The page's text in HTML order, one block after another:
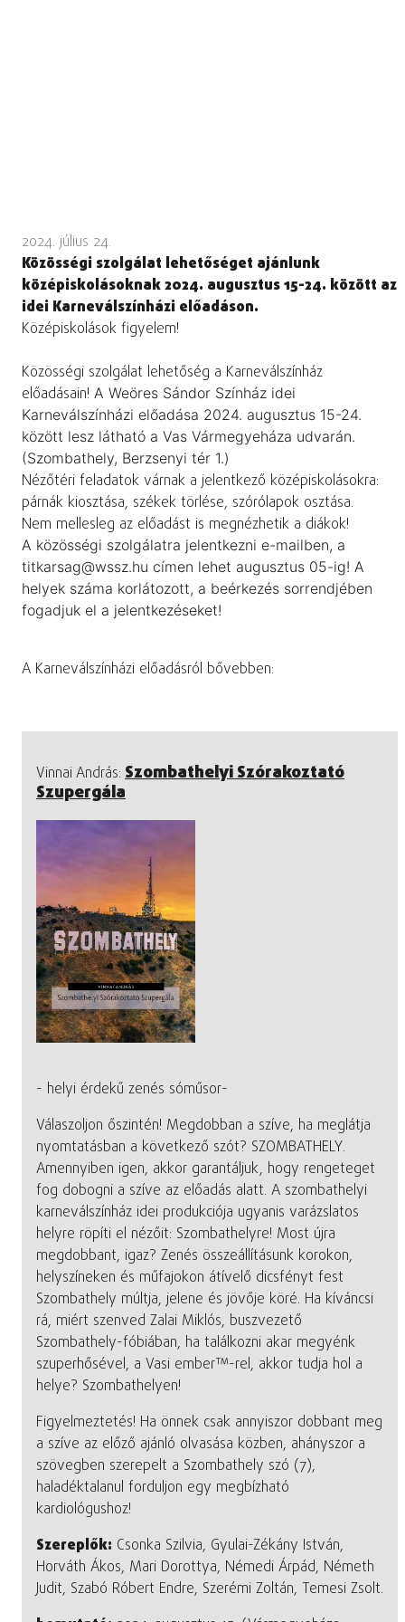
2024. július 24.
Közösségi szolgálat lehetőséget ajánlunk
középiskolásoknak 2024. augusztus 15-24. között az
idei Karneválszínházi előadáson.
Középiskolások figyelem!
Közösségi szolgálat lehetőség a Karneválszínház
előadásain! A Weöres Sándor Színház idei
Karneválszínházi előadása 2024. augusztus 15-24.
között lesz látható a Vas Vármegyeháza udvarán.
(Szombathely, Berzsenyi tér 1.)
Nézőtéri feladatok várnak a jelentkező középiskolásokra:
párnák kiosztása, székek törlése, szórólapok osztása.
Nem mellesleg az előadást is megnézhetik a diákok!
A közösségi szolgálatra jelentkezni e-mailben, a
titkarsag@wssz.hu címen lehet augusztus 05-ig! A
helyek száma korlátozott, a beérkezés sorrendjében
fogadjuk el a jelentkezéseket!
A Karneválszínházi előadásról bővebben:
Vinnai András: Szombathelyi Szórakoztató
Szupergála
- helyi érdekű zenés sóműsor-
Válaszoljon őszintén! Megdobban a szíve, ha meglátja
nyomtatásban a következő szót? SZOMBATHELY.
Amennyiben igen, akkor garantáljuk, hogy rengeteget
fog dobogni a szíve az előadás alatt. A szombathelyi
karneválszínház idei produkciója ugyanis varázslatos
helyre röpíti el nézőit: Szombathelyre! Most újra
megdobbant, igaz? Zenés összeállításunk korokon,
helyszíneken és műfajokon átívelő dicsfényt fest
Szombathely múltja, jelene és jövője köré. Ha kíváncsi
rá, miért szenved Zalai Miklós, buszvezető
Szombathely-fóbiában, ha találkozni akar megyénk
szuperhősével, a Vasi ember™-rel, akkor tudja hol a
helye? Szombathelyen!
Figyelmeztetés! Ha önnek csak annyiszor dobbant meg
a szíve az előző ajánló olvasása közben, ahányszor a
szövegben szerepelt a Szombathely szó (7),
haladéktalanul forduljon egy megbízható
kardiológushoz!
Szereplők: Csonka Szilvia, Gyulai-Zékány István,
Horváth Ákos, Mari Dorottya, Némedi Árpád, Németh
Judit, Szabó Róbert Endre, Szerémi Zoltán, Temesi Zsolt.